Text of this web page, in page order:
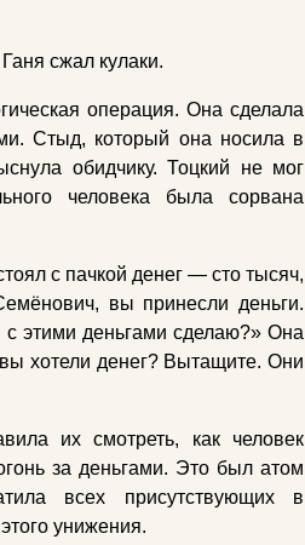
сжал кулаки.
операция. Она сделала
Стыд, который она носила в
обидчику. Тоцкий не мог
человека была сорвана
с пачкой денег — сто тысяч,
вы принесли деньги.
с этими деньгами сделаю?» Она
хотели денег? Вытащите. Они
их смотреть, как человек
за деньгами. Это был атом
всех присутствующих в
унижения.